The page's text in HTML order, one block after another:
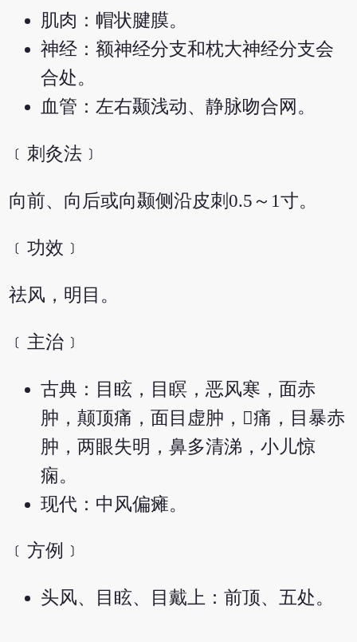
肌肉：帽状腱膜。
神经：额神经分支和枕大神经分支会
合处。
血管：左右颞浅动、静脉吻合网。
﹝刺灸法﹞
向前、向后或向颞侧沿皮刺0.5～1寸。
﹝功效﹞
祛风，明目。
﹝主治﹞
古典：目眩，目瞑，恶风寒，面赤
肿，颠顶痛，面目虚肿，痛，目暴赤
肿，两眼失明，鼻多清涕，小儿惊
痫。
现代：中风偏瘫。
﹝方例﹞
头风、目眩、目戴上：前顶、五处。